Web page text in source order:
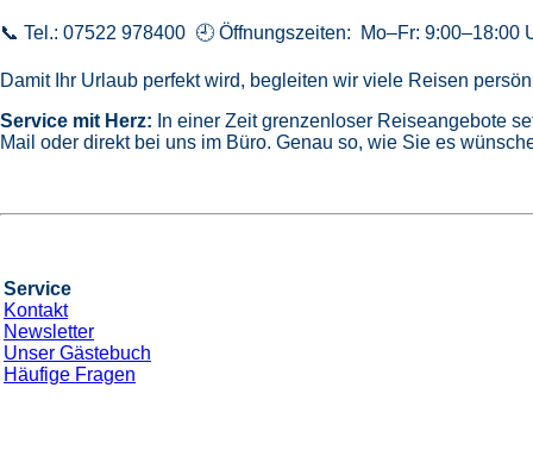
📞 Tel.: 07522 978400 🕘 Öffnungszeiten: Mo–Fr: 9:00–18:00
Damit Ihr Urlaub perfekt wird, begleiten wir viele Reisen
Service mit Herz: In einer Zeit grenzenloser Reiseangebote
Mail oder direkt bei uns im Büro. Genau so, wie Sie es
Service
Kontakt
Newsletter
Unser Gästebuch
Häufige Fragen